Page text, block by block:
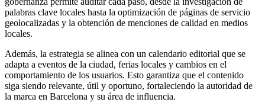
palabras clave locales hasta la optimización de páginas de servicio
geolocalizadas y la obtención de menciones de calidad en medios
locales.
Además, la estrategia se alinea con un calendario editorial que se
adapta a eventos de la ciudad, ferias locales y cambios en el
comportamiento de los usuarios. Esto garantiza que el contenido
siga siendo relevante, útil y oportuno, fortaleciendo la autoridad de
la marca en Barcelona y su área de influencia.